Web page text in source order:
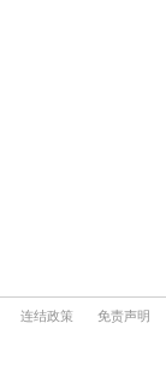
连结政策
免责声明